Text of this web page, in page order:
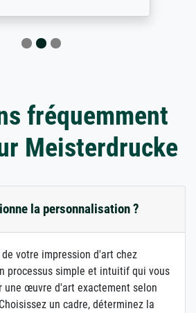
fréquemment
Meisterdrucke
la personnalisation ?
votre impression d'art chez
processus simple et intuitif qui vous
une œuvre d'art exactement selon
un cadre, déterminez la